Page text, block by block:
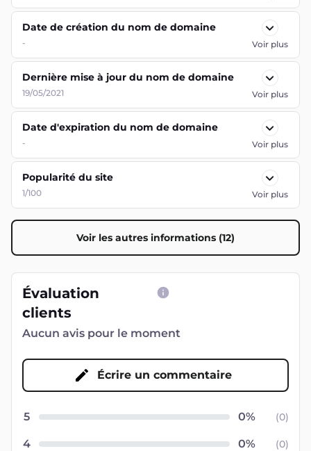
Date de création du nom de domaine
- Voir plus
Dernière mise à jour du nom de domaine
19/05/2021 Voir plus
Date d'expiration du nom de domaine
- Voir plus
Popularité du site
1/100 Voir plus
Voir les autres informations (12)
Évaluation
clients
Aucun avis pour le moment
Écrire un commentaire
5 (0)
4 (0)